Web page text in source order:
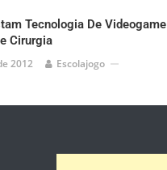
Tecnologia De Videogame
Cirurgia
2012 Escolajogo